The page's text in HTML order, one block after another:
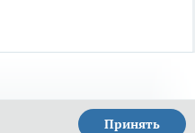
Принять